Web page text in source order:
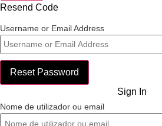
Resend Code
Username or Email Address
Reset Password
Sign In
Nome de utilizador ou email